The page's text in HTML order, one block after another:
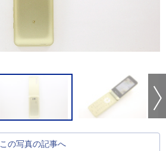
この写真の記事へ